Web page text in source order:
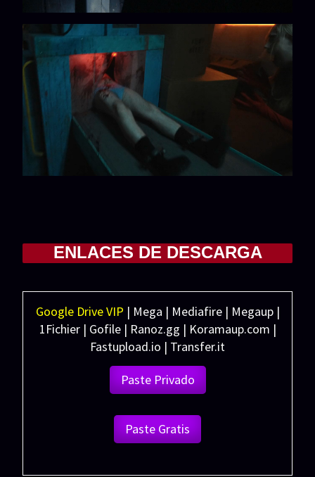
ENLACES DE DESCARGA
Google Drive VIP | Mega | Mediafire | Megaup |
1Fichier | Gofile | Ranoz.gg | Koramaup.com |
Fastupload.io | Transfer.it
Paste Privado
Paste Gratis